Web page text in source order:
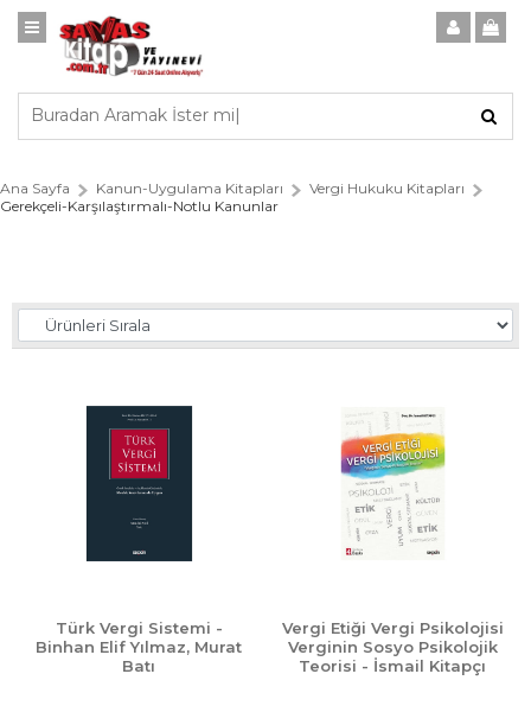
Ana Sayfa Kanun-Uygulama Kitapları
Vergi Hukuku Kitapları
Gerekçeli-Karşılaştırmalı-Notlu Kanunlar
Türk Vergi Sistemi -
Binhan Elif Yılmaz, Murat
Batı
Vergi Etiği Vergi Psikolojisi
Verginin Sosyo Psikolojik
Teorisi - İsmail Kitapçı